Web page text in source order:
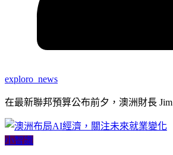
exploro_news
在最新聯邦預算公布前夕，澳洲財長 Jim
小智識